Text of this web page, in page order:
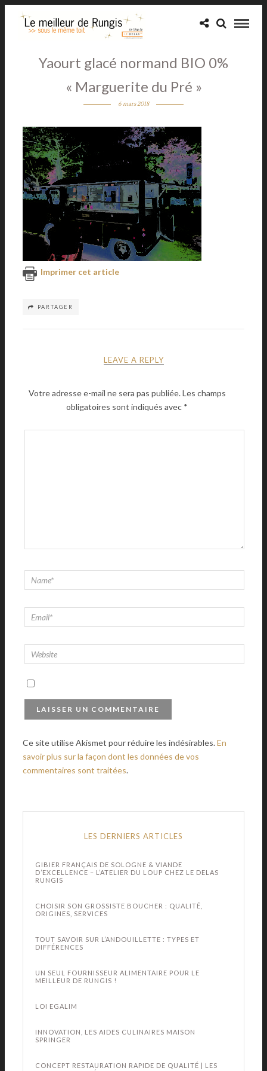
Yaourt glacé normand BIO 0%
« Marguerite du Pré »
6 mars 2018
Imprimer cet article
PARTAGER
LEAVE A REPLY
Votre adresse e-mail ne sera pas publiée.Les champs
obligatoires sont indiqués avec *
Ce site utilise Akismet pour réduire les indésirables.En
savoir plus sur la façon dont les données de vos
commentaires sont traitées.
LES DERNIERS ARTICLES
GIBIER FRANÇAIS DE SOLOGNE & VIANDE
D’EXCELLENCE – L’ATELIER DU LOUP CHEZ LE DELAS
RUNGIS
CHOISIR SON GROSSISTE BOUCHER : QUALITÉ,
ORIGINES, SERVICES
TOUT SAVOIR SUR L’ANDOUILLETTE : TYPES ET
DIFFÉRENCES
UN SEUL FOURNISSEUR ALIMENTAIRE POUR LE
MEILLEUR DE RUNGIS !
LOI EGALIM
INNOVATION, LES AIDES CULINAIRES MAISON
SPRINGER
CONCEPT RESTAURATION RAPIDE DE QUALITÉ | LES